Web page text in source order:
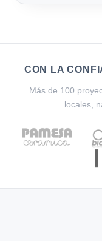
CON LA
Más de 100
locales,